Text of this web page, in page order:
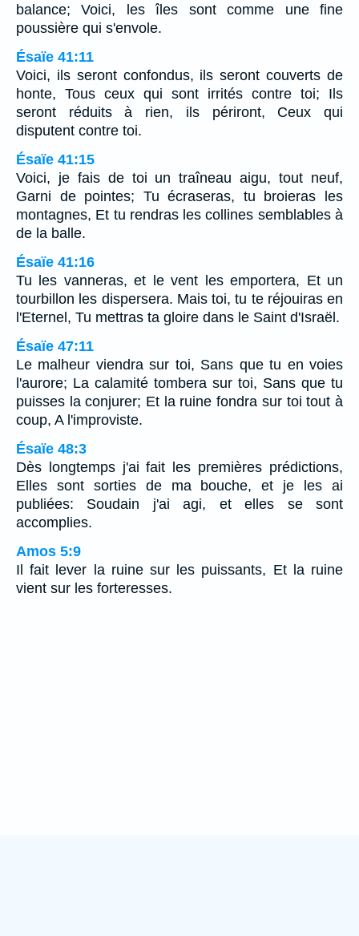
balance; Voici, les îles sont comme une fine
poussière qui s'envole.
Ésaïe 41:11
Voici, ils seront confondus, ils seront couverts de
honte, Tous ceux qui sont irrités contre toi; Ils
seront réduits à rien, ils périront, Ceux qui
disputent contre toi.
Ésaïe 41:15
Voici, je fais de toi un traîneau aigu, tout neuf,
Garni de pointes; Tu écraseras, tu broieras les
montagnes, Et tu rendras les collines semblables à
de la balle.
Ésaïe 41:16
Tu les vanneras, et le vent les emportera, Et un
tourbillon les dispersera. Mais toi, tu te réjouiras en
l'Eternel, Tu mettras ta gloire dans le Saint d'Israël.
Ésaïe 47:11
Le malheur viendra sur toi, Sans que tu en voies
l'aurore; La calamité tombera sur toi, Sans que tu
puisses la conjurer; Et la ruine fondra sur toi tout à
coup, A l'improviste.
Ésaïe 48:3
Dès longtemps j'ai fait les premières prédictions,
Elles sont sorties de ma bouche, et je les ai
publiées: Soudain j'ai agi, et elles se sont
accomplies.
Amos 5:9
Il fait lever la ruine sur les puissants, Et la ruine
vient sur les forteresses.